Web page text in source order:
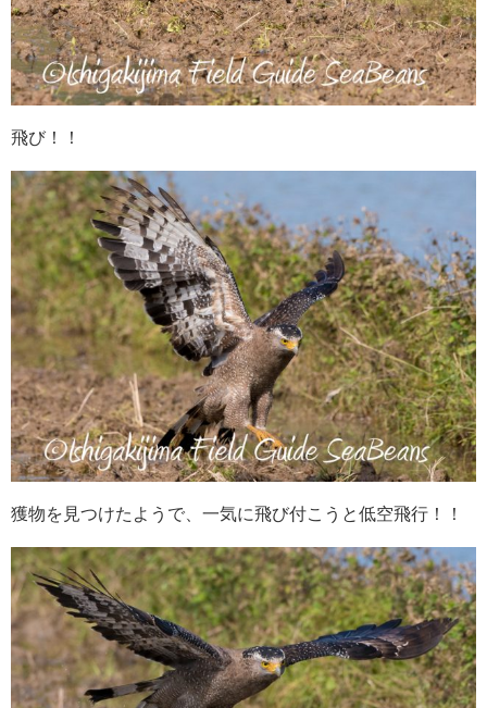
飛び！！
獲物を見つけたようで、一気に飛び付こうと低空飛行！！